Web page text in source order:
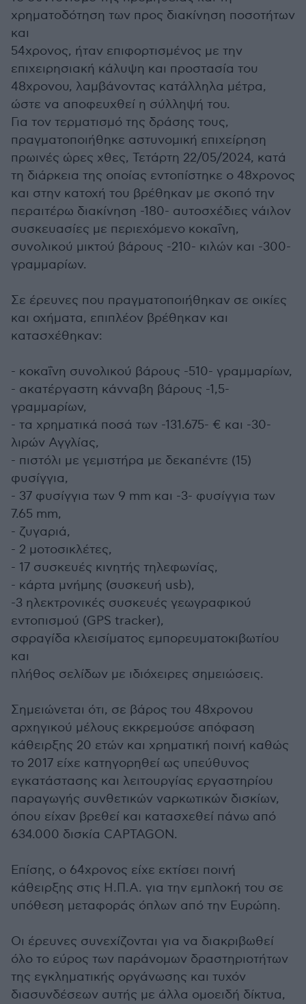
χρηματοδότηση των προς διακίνηση ποσοτήτων
και
54χρονος, ήταν επιφορτισμένος με την
επιχειρησιακή κάλυψη και προστασία του
48χρονου, λαμβάνοντας κατάλληλα μέτρα,
ώστε να αποφευχθεί η σύλληψή του.
Για τον τερματισμό της δράσης τους,
πραγματοποιήθηκε αστυνομική επιχείρηση
πρωινές ώρες χθες, Τετάρτη 22/05/2024, κατά
τη διάρκεια της οποίας εντοπίστηκε ο 48χρονος
και στην κατοχή του βρέθηκαν με σκοπό την
περαιτέρω διακίνηση -180- αυτοσχέδιες νάιλον
συσκευασίες με περιεχόμενο κοκαΐνη,
συνολικού μικτού βάρους -210- κιλών και -300-
γραμμαρίων.
Σε έρευνες που πραγματοποιήθηκαν σε οικίες
και οχήματα, επιπλέον βρέθηκαν και
κατασχέθηκαν:
- κοκαΐνη συνολικού βάρους -510- γραμμαρίων,
- ακατέργαστη κάνναβη βάρους -1,5-
γραμμαρίων,
- τα χρηματικά ποσά των -131.675- € και -30-
λιρών Αγγλίας,
- πιστόλι με γεμιστήρα με δεκαπέντε (15)
φυσίγγια,
- 37 φυσίγγια των 9 mm και -3- φυσίγγια των
7.65 mm,
- ζυγαριά,
- 2 μοτοσικλέτες,
- 17 συσκευές κινητής τηλεφωνίας,
- κάρτα μνήμης (συσκευή usb),
-3 ηλεκτρονικές συσκευές γεωγραφικού
εντοπισμού (GPS tracker),
σφραγίδα κλεισίματος εμπορευματοκιβωτίου
και
πλήθος σελίδων με ιδιόχειρες σημειώσεις.
Σημειώνεται ότι, σε βάρος του 48χρονου
αρχηγικού μέλους εκκρεμούσε απόφαση
κάθειρξης 20 ετών και χρηματική ποινή καθώς
το 2017 είχε κατηγορηθεί ως υπεύθυνος
εγκατάστασης και λειτουργίας εργαστηρίου
παραγωγής συνθετικών ναρκωτικών δισκίων,
όπου είχαν βρεθεί και κατασχεθεί πάνω από
634.000 δισκία CAPTAGON.
Επίσης, ο 64χρονος είχε εκτίσει ποινή
κάθειρξης στις Η.Π.Α. για την εμπλοκή του σε
υπόθεση μεταφοράς όπλων από την Ευρώπη.
Οι έρευνες συνεχίζονται για να διακριβωθεί
όλο το εύρος των παράνομων δραστηριοτήτων
της εγκληματικής οργάνωσης και τυχόν
διασυνδέσεων αυτής με άλλα ομοειδή δίκτυα,